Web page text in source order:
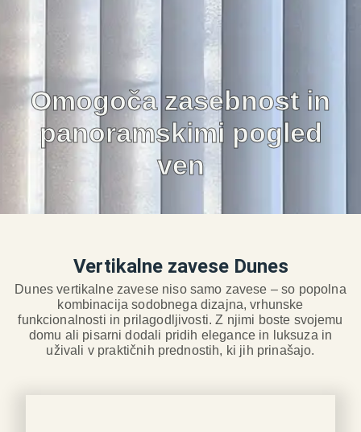
Omogoča zasebnost in
panoramskimi pogled
ven
Vertikalne zavese Dunes
Dunes vertikalne zavese niso samo zavese – so popolna
kombinacija sodobnega dizajna, vrhunske
funkcionalnosti in prilagodljivosti. Z njimi boste svojemu
domu ali pisarni dodali pridih elegance in luksuza in
uživali v praktičnih prednostih, ki jih prinašajo.